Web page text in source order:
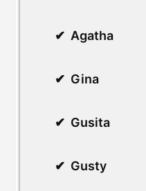
Agatha
Gina
Gusita
Gusty